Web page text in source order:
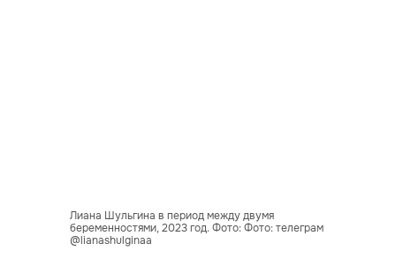
Лиана Шульгина в период между двумя
беременностями, 2023 год. Фото: Фото: телеграм
@lianashulginaa